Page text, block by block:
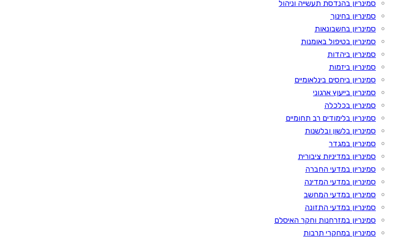
סמינריון בהנדסת תעשייה וניהול
סמינריון בחינוך
סמינריון בחשבונאות
סמינריון בטיפול באומנות
סמינריון ביהדות
סמינריון ביזמות
סמינריון ביחסים בינלאומיים
סמינריון בייעוץ ארגוני
סמינריון בכלכלה
סמינריון בלימודים רב תחומיים
סמינריון בלשון ובלשנות
סמינריון במגדר
סמינריון במדיניות ציבורית
סמינריון במדעי החברה
סמינריון במדעי המדינה
סמינריון במדעי המחשב
סמינריון במדעי התזונה
סמינריון במזרחנות וחקר האיסלם
סמינריון במחקרי תרבות